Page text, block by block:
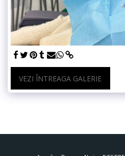
VEZI ÎNTREAGA GALERIE